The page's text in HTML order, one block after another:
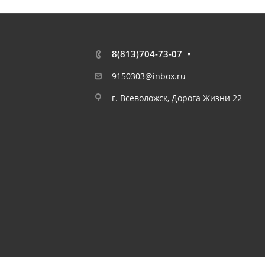
8(813)704-73-07
9150303@inbox.ru
г. Всеволожск, Дорога Жизни 22